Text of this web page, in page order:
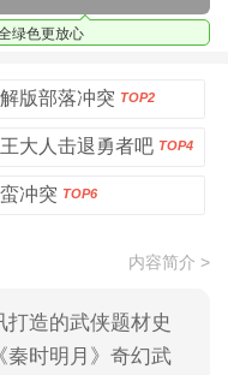
绿色更放心
版部落冲突 TOP2
大人击退勇者吧 TOP4
冲突 TOP6
内容简介 >
打造的武侠题材史
秦时明月》奇幻武